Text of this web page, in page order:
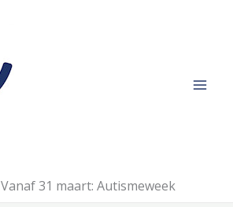
Vanaf 31 maart: Autismeweek